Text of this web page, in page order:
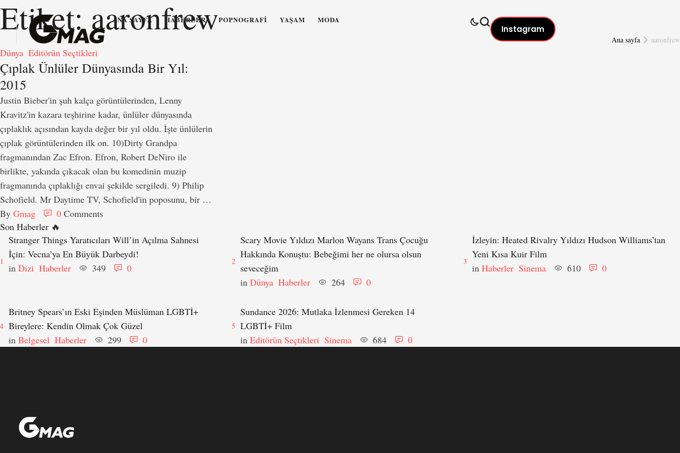
ANA SAYFA HABERLER POPNOGRAFI YAŞAM MODA
Instagram
Etiket:aaronfrew
Ana sayfa aaronfrew
Dünya Editörün Seçtikleri
Çıplak Ünlüler Dünyasında Bir Yıl:
2015
Justin Bieber'in şuh kalça görüntülerinden, Lenny
Kravitz'in kazara teşhirine kadar, ünlüler dünyasında
çıplaklık açısından kayda değer bir yıl oldu. İşte ünlülerin
çıplak görüntülerinden ilk on. 10)Dirty Grandpa
fragmanından Zac Efron. Efron, Robert DeNiro ile
birlikte, yakında çıkacak olan bu komedinin muzip
fragmanında çıplaklığı envai şekilde sergiledi. 9) Philip
Schofield. Mr Daytime TV, Schofield'in poposunu, bir …
By Gmag 0 Comments
Son Haberler 🔥
1
Stranger Things Yaratıcıları Will’in Açılma Sahnesi
İçin: Vecna’ya En Büyük Darbeydi!
in Dizi Haberler 349 0
2
Scary Movie Yıldızı Marlon Wayans Trans Çocuğu
Hakkında Konuştu: Bebeğimi her ne olursa olsun
seveceğim
in Dünya Haberler 264 0
3
İzleyin: Heated Rivalry Yıldızı Hudson Williams’tan
Yeni Kısa Kuir Film
in Haberler Sinema 610 0
4
Britney Spears’ın Eski Eşinden Müslüman LGBTİ+
Bireylere: Kendin Olmak Çok Güzel
in Belgesel Haberler 299 0
5
Sundance 2026: Mutlaka İzlenmesi Gereken 14
LGBTİ+ Film
in Editörün Seçtikleri Sinema 684 0